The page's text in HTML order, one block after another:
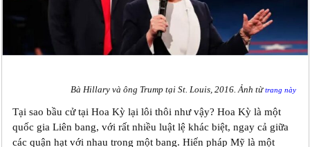
Bà Hillary và ông Trump tại St. Louis, 2016. Ảnh từtrang này
Tại sao bầu cử tại Hoa Kỳ lại lôi thôi như vậy? Hoa Kỳ là một
quốc gia Liên bang, với rất nhiều luật lệ khác biệt, ngay cả giữa
các quận hạt với nhau trong một bang. Hiến pháp Mỹ là một